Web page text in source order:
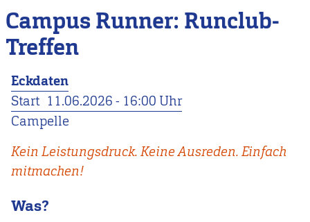
Campus Runner: Runclub-
Treffen
Eckdaten
Start 11.06.2026 - 16:00 Uhr
Campelle
Kein Leistungsdruck. Keine Ausreden. Einfach
mitmachen!
Was?